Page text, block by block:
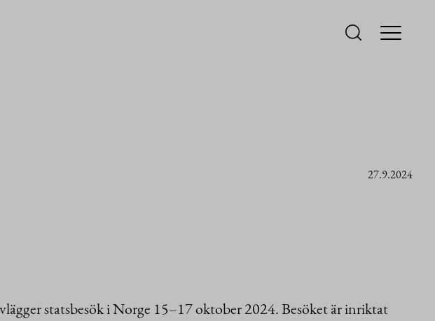
27.9.2024
statsbesök i Norge 15–17 oktober 2024. Besöket är inriktat